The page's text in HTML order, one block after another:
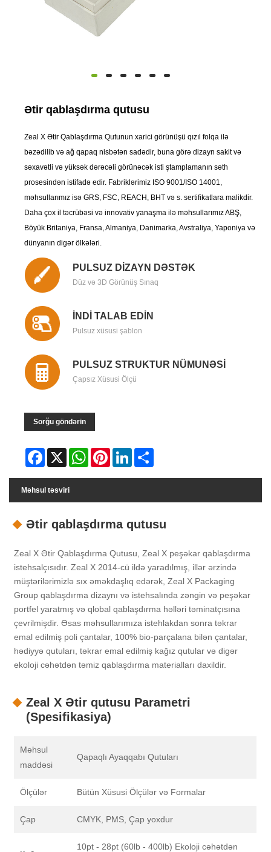
Ətir qablaşdırma qutusu
Zeal X Ətir Qablaşdırma Qutunun xarici görünüşü qızıl folqa ilə
bəzədilib və ağ qapaq nisbətən sadədir, buna görə dizayn sakit və
səxavətli və yüksək dərəcəli görünəcək isti ştamplamanın səth
prosesindən istifadə edir. Fabriklərimiz ISO 9001/ISO 14001,
məhsullarımız isə GRS, FSC, REACH, BHT və s. sertifikatlara malikdir.
Daha çox il təcrübəsi və innovativ yanaşma ilə məhsullarımız ABŞ,
Böyük Britaniya, Fransa, Almaniya, Danimarka, Avstraliya, Yaponiya və
dünyanın digər ölkələri.
PULSUZ DİZAYN DƏSTƏK
Düz və 3D Görünüş Sınaq
İNDİ TALAB EDİN
Pulsuz xüsusi şablon
PULSUZ STRUKTUR NÜMUNƏSİ
Çapsız Xüsusi Ölçü
Sorğu göndərin
Facebook
X WhatsAppPinterestLinkedIn
Məhsul təsviri
Ətir qablaşdırma qutusu
Zeal X Ətir Qablaşdırma Qutusu, Zeal X peşəkar qablaşdırma
istehsalçısıdır. Zeal X 2014-cü ildə yaradılmış, illər ərzində
müştərilərimizlə sıx əməkdaşlıq edərək, Zeal X Packaging
Group qablaşdırma dizaynı və istehsalında zəngin və peşəkar
portfel yaratmış və qlobal qablaşdırma həlləri təminatçısına
çevrilmişdir. Əsas məhsullarımıza istehlakdan sonra təkrar
emal edilmiş poli çantalar, 100% bio-parçalana bilən çantalar,
hədiyyə qutuları, təkrar emal edilmiş kağız qutular və digər
ekoloji cəhətdən təmiz qablaşdırma materialları daxildir.
Zeal X Ətir qutusu Parametri
(Spesifikasiya)
Məhsul
maddəsi
Qapaqlı Ayaqqabı Qutuları
Ölçülər Bütün Xüsusi Ölçülər və Formalar
Çap CMYK, PMS, Çap yoxdur
10pt - 28pt (60lb - 400lb) Ekoloji cəhətdən